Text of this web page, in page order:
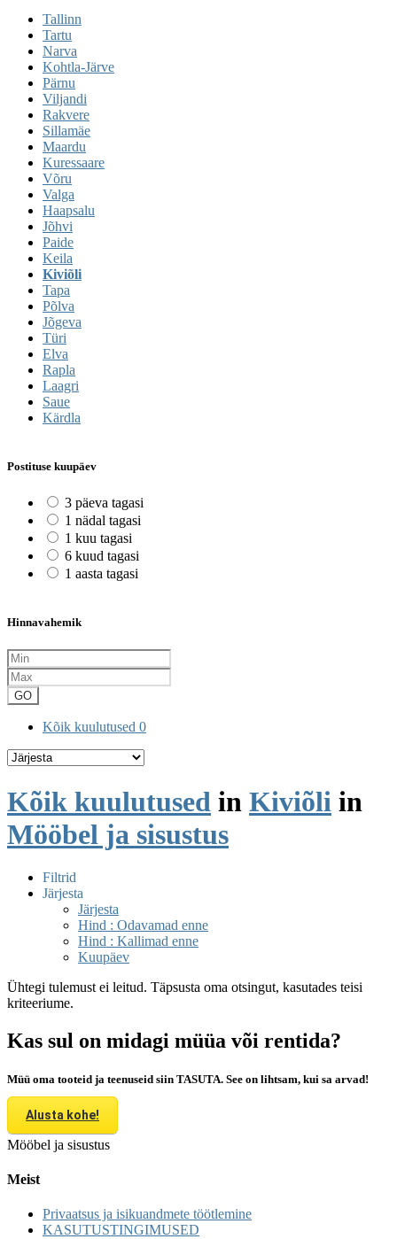
Tallinn
Tartu
Narva
Kohtla-Järve
Pärnu
Viljandi
Rakvere
Sillamäe
Maardu
Kuressaare
Võru
Valga
Haapsalu
Jõhvi
Paide
Keila
Kiviõli
Tapa
Põlva
Jõgeva
Türi
Elva
Rapla
Laagri
Saue
Kärdla
Postituse kuupäev
3 päeva tagasi
1 nädal tagasi
1 kuu tagasi
6 kuud tagasi
1 aasta tagasi
Hinnavahemik
GO
Kõik kuulutused 0
Kõik kuulutused in Kiviõli in
Mööbel ja sisustus
Filtrid
Järjesta
Järjesta
Hind : Odavamad enne
Hind : Kallimad enne
Kuupäev
Ühtegi tulemust ei leitud. Täpsusta oma otsingut, kasutades teisi
kriteeriume.
Kas sul on midagi müüa või rentida?
Müü oma tooteid ja teenuseid siin TASUTA. See on lihtsam, kui sa arvad!
Alusta kohe!
Mööbel ja sisustus
Meist
Privaatsus ja isikuandmete töötlemine
KASUTUSTINGIMUSED